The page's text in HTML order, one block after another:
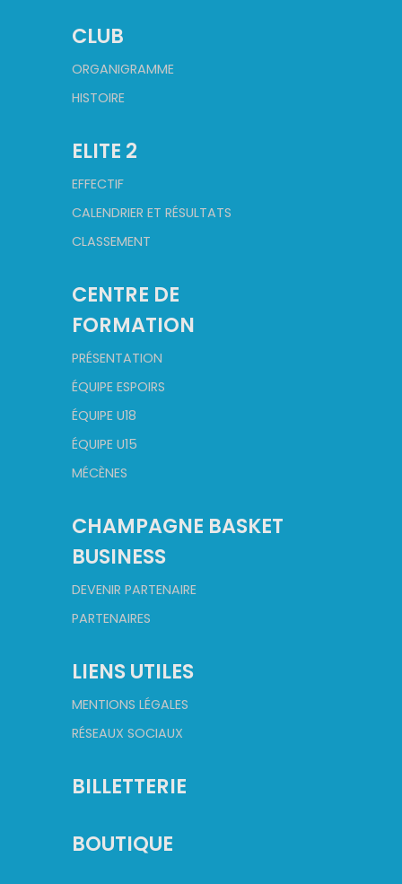
CLUB
ORGANIGRAMME
HISTOIRE
ELITE 2
EFFECTIF
CALENDRIER ET RÉSULTATS
CLASSEMENT
CENTRE DE
FORMATION
PRÉSENTATION
ÉQUIPE ESPOIRS
ÉQUIPE U18
ÉQUIPE U15
MÉCÈNES
CHAMPAGNE BASKET
BUSINESS
DEVENIR PARTENAIRE
PARTENAIRES
LIENS UTILES
MENTIONS LÉGALES
RÉSEAUX SOCIAUX
BILLETTERIE
BOUTIQUE